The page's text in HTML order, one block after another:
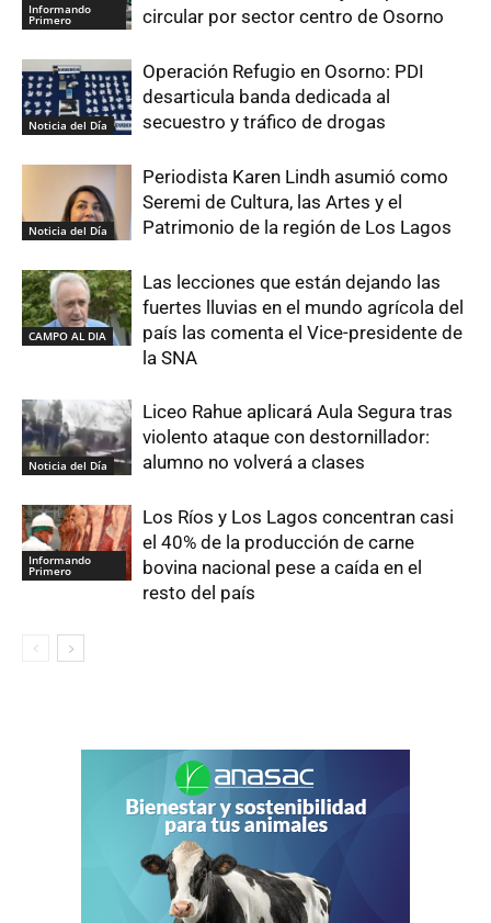
Informando
Primero
circular por sector centro de Osorno
Noticia del Día
Operación Refugio en Osorno: PDI
desarticula banda dedicada al
secuestro y tráfico de drogas
Noticia del Día
Periodista Karen Lindh asumió como
Seremi de Cultura, las Artes y el
Patrimonio de la región de Los Lagos
CAMPO AL DIA
Las lecciones que están dejando las
fuertes lluvias en el mundo agrícola del
país las comenta el Vice-presidente de
la SNA
Noticia del Día
Liceo Rahue aplicará Aula Segura tras
violento ataque con destornillador:
alumno no volverá a clases
Informando
Primero
Los Ríos y Los Lagos concentran casi
el 40% de la producción de carne
bovina nacional pese a caída en el
resto del país